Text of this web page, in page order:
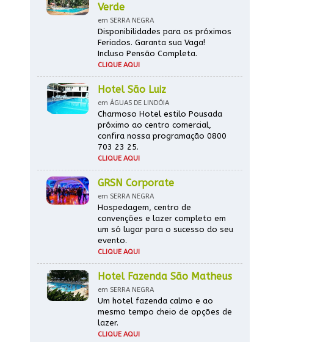
Verde
em SERRA NEGRA
Disponibilidades para os próximos
Feriados. Garanta sua Vaga!
Incluso Pensão Completa.
CLIQUE AQUI
Hotel São Luiz
em ÁGUAS DE LINDÓIA
Charmoso Hotel estilo Pousada
próximo ao centro comercial,
confira nossa programação 0800
703 23 25.
CLIQUE AQUI
GRSN Corporate
em SERRA NEGRA
Hospedagem, centro de
convenções e lazer completo em
um só lugar para o sucesso do seu
evento.
CLIQUE AQUI
Hotel Fazenda São Matheus
em SERRA NEGRA
Um hotel fazenda calmo e ao
mesmo tempo cheio de opções de
lazer.
CLIQUE AQUI